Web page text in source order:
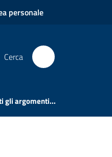
personale
Cerca
gli argomenti...